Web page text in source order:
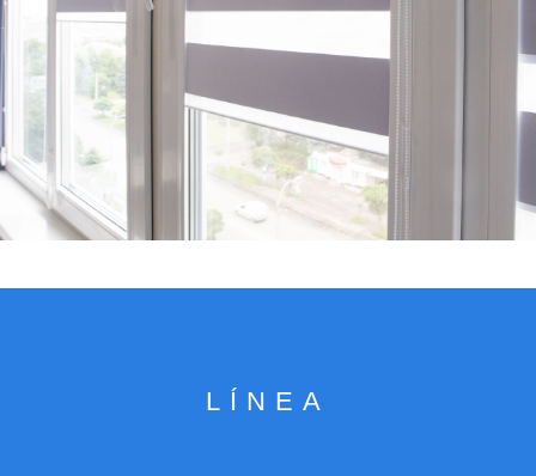
LÍNEA